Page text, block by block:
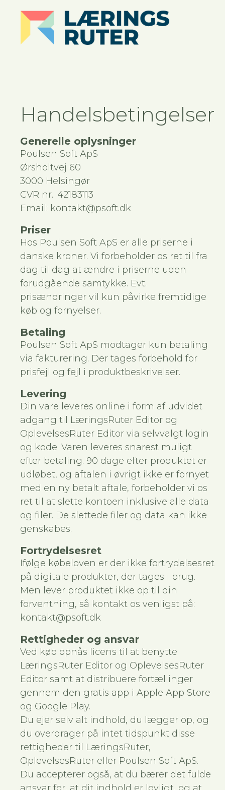
Handelsbetingelser
Generelle oplysninger
Poulsen Soft ApS
Ørsholtvej 60
3000 Helsingør
CVR nr.: 42183113
Email: kontakt@psoft.dk
Priser
Hos Poulsen Soft ApS er alle priserne i
danske kroner. Vi forbeholder os ret til fra
dag til dag at ændre i priserne uden
forudgående samtykke. Evt.
prisændringer vil kun påvirke fremtidige
køb og fornyelser.
Betaling
Poulsen Soft ApS modtager kun betaling
via fakturering. Der tages forbehold for
prisfejl og fejl i produktbeskrivelser.
Levering
Din vare leveres online i form af udvidet
adgang til LæringsRuter Editor og
OplevelsesRuter Editor via selvvalgt login
og kode. Varen leveres snarest muligt
efter betaling. 90 dage efter produktet er
udløbet, og aftalen i øvrigt ikke er fornyet
med en ny betalt aftale, forbeholder vi os
ret til at slette kontoen inklusive alle data
og filer. De slettede filer og data kan ikke
genskabes.
Fortrydelsesret
Ifølge købeloven er der ikke fortrydelsesret
på digitale produkter, der tages i brug.
Men lever produktet ikke op til din
forventning, så kontakt os venligst på:
kontakt@psoft.dk
Rettigheder og ansvar
Ved køb opnås licens til at benytte
LæringsRuter Editor og OplevelsesRuter
Editor samt at distribuere fortællinger
gennem den gratis app i Apple App Store
og Google Play.
Du ejer selv alt indhold, du lægger op, og
du overdrager på intet tidspunkt disse
rettigheder til LæringsRuter,
OplevelsesRuter eller Poulsen Soft ApS.
Du accepterer også, at du bærer det fulde